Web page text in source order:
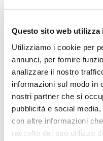
Questo sito web utilizza
Utilizziamo i cookie per
annunci, per fornire
analizzare il nostro
informazioni sul modo in
nostri partner che si
pubblicità e social
con altre informazioni
raccolto dal suo utilizzo
Zoom
Offerte
Quotazioni di alcune
richiesta
Scopri i prezzi »